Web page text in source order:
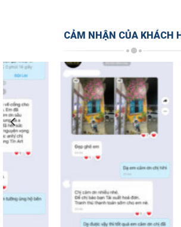
CẢM NHẬN CỦA KHÁCH